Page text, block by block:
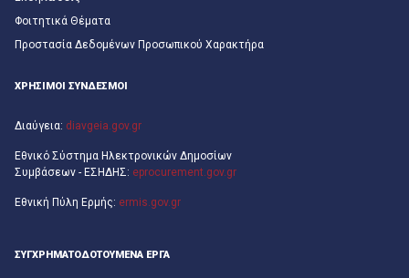
Φοιτητικά Θέματα
Προστασία Δεδομένων Προσωπικού Χαρακτήρα
ΧΡΗΣΙΜΟΙ ΣΥΝΔΕΣΜΟΙ
Διαύγεια: diavgeia.gov.gr
Εθνικό Σύστημα Ηλεκτρονικών Δημοσίων
Συμβάσεων - ΕΣΗΔΗΣ: eprocurement.gov.gr
Εθνική Πύλη Ερμής: ermis.gov.gr
ΣΥΓΧΡΗΜΑΤΟΔΟΤΟΎΜΕΝΑ ΈΡΓΑ